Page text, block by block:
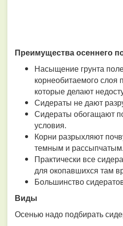
Преимущества осеннего
Насыщение грунта
корнеобитаемого слоя
которые делают
Сидераты не дают
Сидераты обогащают
условия.
Корни разрыхляют
темным и рассыпчатым.
Практически все
для окопавшихся там
Большинство
Виды
Осенью надо подбирать